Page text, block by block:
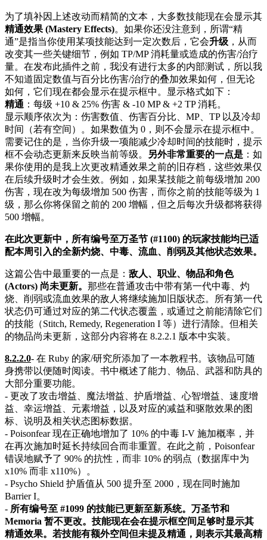
为了填补因上述改动而精简的文本，大多数技能现在会显示其
精通效果 (Mastery Effects)。如果你还没注意到，所谓“精
通”是指当你使用某项技能达到一定次数后，它会升级 ，从而
改变其一些关键细节，例如 TP/MP 消耗量或造成的伤害/治疗
量。在发布此插件之前，我没有进行太多的内部测试，所以我
不知道固定数值与百分比伤害/治疗的叠加效果如何，但无论
如何，它们现在都会显示在提示框中。显示格式如下：
精通 ：每级 +10 & 25% 伤害 & -10 MP & +2 TP 消耗。
显示顺序依次为：伤害数值、伤害百分比、MP、TP 以及冷却
时间（若有空间）。如果数值为 0，则不会显示在提示框中。
需要记住的是，当你升级一项能减少冷却时间的技能时，提示
框不会动态更新来反映当前等级。
另外非常重要的一点是 ：如
果你使用的是我上次更改精通效果之前的旧存档，这些效果仅
在后续升级时才会生效。例如，如果某技能之前每级增加 200
伤害，现在改为每级增加 500 伤害，而你之前的技能等级为 1
级，那么你将保留之前的 200 增幅，但之后每次升级都将获得
500 增幅。
在此次更新中，所有编号至万圣节 (#1100) 的玩家技能均已适
配本周引入的全新灼烧、中毒、流血、削弱及其他状态效果。
这篇公告中最重要的一点是： 敌人、职业、物品和角色
(Actors) 尚未更新。 那些在普通攻击中带有第一代中毒、灼
烧、削弱或流血效果的敌人将继续施加旧版状态。所有第一代
状态仍可通过对应的第二代状态覆盖，或通过之前能清除它们
的技能（Stitch, Remedy, Regeneration I 等）进行清除。但相关
的物品尚未更新，这部分内容将在 8.2.2.1 版本中实装。
8.2.2.0- 在 Ruby 的家/研究所添加了一本教程书。该物品可随
身携带以便随时阅读。书中概述了能力、物品、武器和防具的
大部分重要功能。
- 更改了攻击增益、魔法增益、护盾增益、心智增益、速度增
益、幸运增益、元素增益，以及对应的减益和驱散效果的图
标、说明及相关状态图标数据。
- Poisonfear 现在正确地增加了 10% 的中毒 I-V 施加概率，并
在再次施加时延长持续回合而非重置。在此之前，Poisonfear
错误地赋予了 90% 的抗性，而非 10% 的弱点（数据库中为
x10% 而非 x110%）。
- Psycho Shield 护盾值从 500 提升至 2000，现在同时施加
Barrier I。
- 所有编号至 #1099 的技能已更新至新系统。万圣节和
Memoria 暂不更改。技能现在会在提示框空间足够时显示其
精通效果。若技能有额外空间但未提及精通，则表示其最高精